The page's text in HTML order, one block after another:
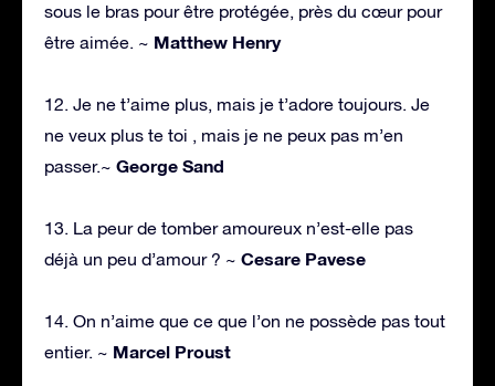
sous le bras pour être protégée, près du cœur pour
être aimée. ~ Matthew Henry
12. Je ne t’aime plus, mais je t’adore toujours. Je
ne veux plus te toi , mais je ne peux pas m’en
passer.~ George Sand
13. La peur de tomber amoureux n’est-elle pas
déjà un peu d’amour ? ~ Cesare Pavese
14. On n’aime que ce que l’on ne possède pas tout
entier. ~ Marcel Proust